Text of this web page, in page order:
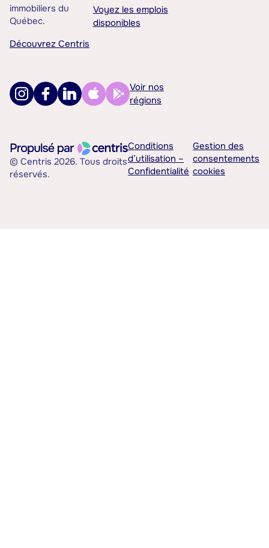
immobiliers du
Québec.
Découvrez Centris
Voyez les emplois
disponibles
Voir nos
régions
© Centris 2026. Tous droits
réservés.
Conditions
d’utilisation –
Confidentialité
Gestion des
consentements
cookies